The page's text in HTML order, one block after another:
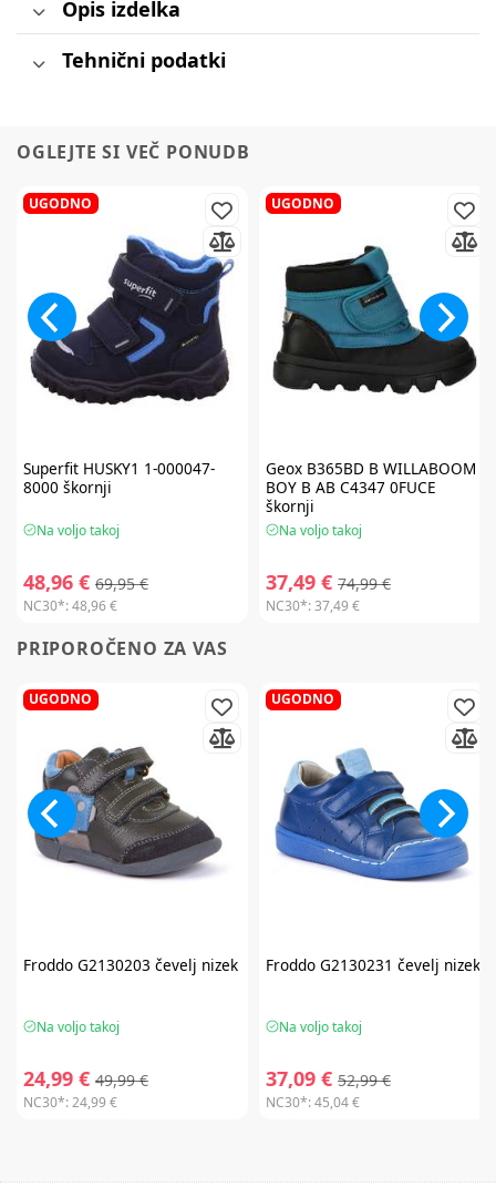
Opis izdelka
Tehnični podatki
OGLEJTE SI VEČ PONUDB
UGODNO
SuperfitHUSKY1 1-000047-
8000 škornji
Na voljo takoj
48,96 € 69,95 €
NC30*:48,96 €
UGODNO
GeoxB365BD B WILLABOOM
BOY B AB C4347 0FUCE
škornji
Na voljo takoj
37,49 € 74,99 €
NC30*:37,49 €
PRIPOROČENO ZA VAS
UGODNO
FroddoG2130203 čevelj nizek
Na voljo takoj
24,99 € 49,99 €
NC30*:24,99 €
UGODNO
FroddoG2130231 čevelj nizek
Na voljo takoj
37,09 € 52,99 €
NC30*:45,04 €